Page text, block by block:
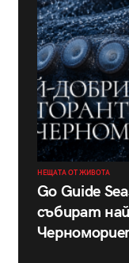
НЕЩАТА ОТ ЖИВОТА
Go Guide
събират